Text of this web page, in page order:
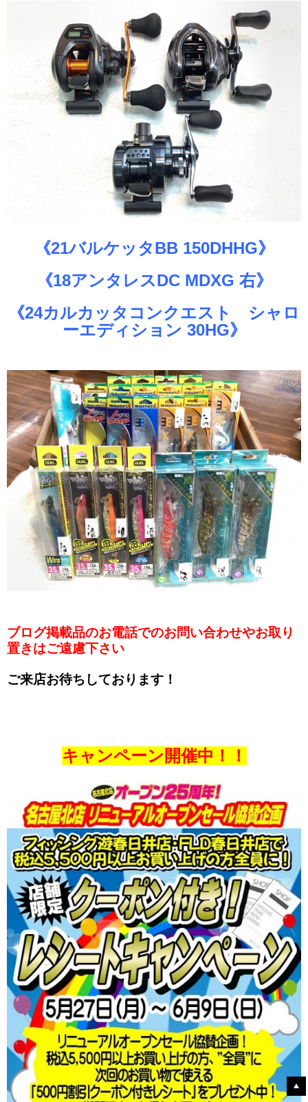
《21バルケッタBB 150DHHG》
《18アンタレスDC MDXG 右》
《24カルカッタコンクエスト シャロ
ーエディション 30HG》
ブログ掲載品のお電話でのお問い合わせやお取り
置きはご遠慮下さい
ご来店お待ちしております！
キャンペーン開催中！！